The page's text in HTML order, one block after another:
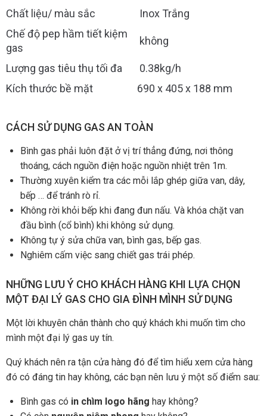
Chất liệu/ màu sắc
Inox Trắng
Chế độ pep hầm tiết kiệm
gas
không
Lượng gas tiêu thụ tối đa
0.38kg/h
Kích thước bề mặt
690 x 405 x 188 mm
CÁCH SỬ DỤNG GAS AN TOÀN
Bình gas phải luôn đặt ở vị trí thẳng đứng, nơi thông
thoáng, cách nguồn điện hoặc nguồn nhiệt trên 1m.
Thường xuyên kiểm tra các mỗi lắp ghép giữa van, dây,
bếp … để tránh rò rỉ.
Không rời khỏi bếp khi đang đun nấu. Và khóa chặt van
đầu bình (cổ bình) khi không sử dụng.
Không tự ý sửa chữa van, bình gas, bếp gas.
Nghiêm cấm việc sang chiết gas trái phép.
NHỮNG LƯU Ý CHO KHÁCH HÀNG KHI LỰA CHỌN
MỘT ĐẠI LÝ GAS CHO GIA ĐÌNH MÌNH SỬ DỤNG
Một lời khuyên chân thành cho quý khách khi muốn tìm cho
mình một đại lý gas uy tín.
Quý khách nên ra tận cửa hàng đó để tìm hiểu xem cửa hàng
đó có đáng tin hay không, các bạn nên lưu ý một số điểm sau:
Bình gas có in chìm logo hãng hay không?